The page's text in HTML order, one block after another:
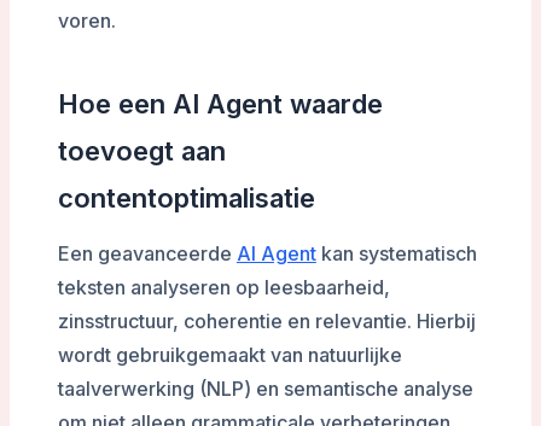
voren.
Hoe een AI Agent waarde
toevoegt aan
contentoptimalisatie
Een geavanceerde AI Agentkan systematisch
teksten analyseren op leesbaarheid,
zinsstructuur, coherentie en relevantie. Hierbij
wordt gebruikgemaakt van natuurlijke
taalverwerking (NLP) en semantische analyse